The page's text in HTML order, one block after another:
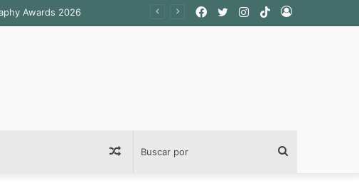
Acceso
TikTok
Instagram
Twitter
Facebook
Publicación